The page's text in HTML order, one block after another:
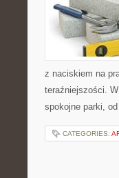
z naciskiem na
teraźniejszości.
spokojne parki,
CATEGORIES: